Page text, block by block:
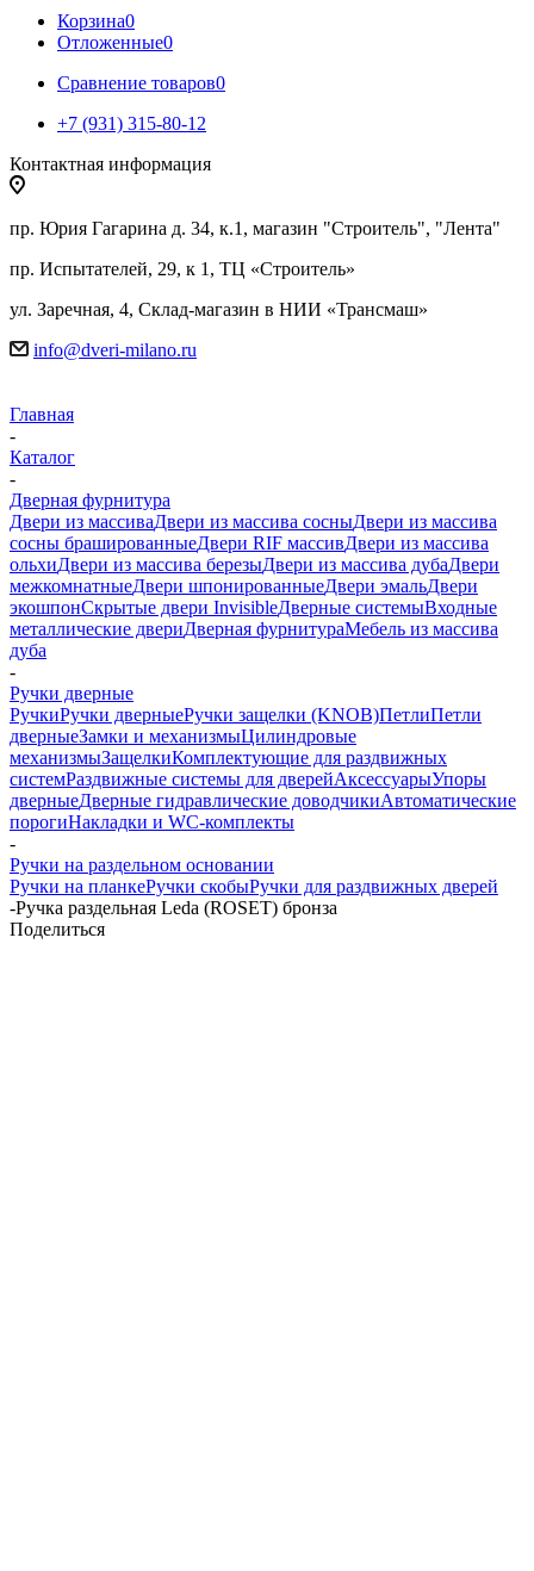
Корзина0
Отложенные0
Сравнение товаров0
+7 (931) 315-80-12
Контактная информация
пр. Юрия Гагарина д. 34, к.1, магазин "Строитель", "Лента"
пр. Испытателей, 29, к 1, ТЦ «Строитель»
ул. Заречная, 4, Склад-магазин в НИИ «Трансмаш»
info@dveri-milano.ru
Главная
-
Каталог
-
Дверная фурнитура
Двери из массиваДвери из массива сосныДвери из массива
сосны брашированныеДвери RIF массивДвери из массива
ольхиДвери из массива березыДвери из массива дубаДвери
межкомнатныеДвери шпонированныеДвери эмальДвери
экошпонСкрытые двери InvisibleДверные системыВходные
металлические двериДверная фурнитураМебель из массива
дуба
-
Ручки дверные
РучкиРучки дверныеРучки защелки (KNOB)ПетлиПетли
дверныеЗамки и механизмыЦилиндровые
механизмыЗащелкиКомплектующие для раздвижных
системРаздвижные системы для дверейАксессуарыУпоры
дверныеДверные гидравлические доводчикиАвтоматические
порогиНакладки и WC-комплекты
-
Ручки на раздельном основании
Ручки на планкеРучки скобыРучки для раздвижных дверей
-Ручка раздельная Leda (ROSET) бронза
Поделиться